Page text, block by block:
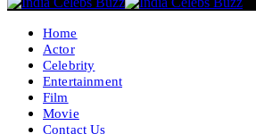
Home
Actor
Celebrity
Entertainment
Film
Movie
Contact Us